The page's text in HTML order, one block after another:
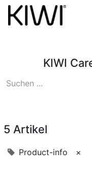
KIWI
5 Artikel
Product-info ×